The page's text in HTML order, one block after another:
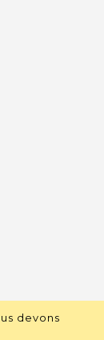
devons